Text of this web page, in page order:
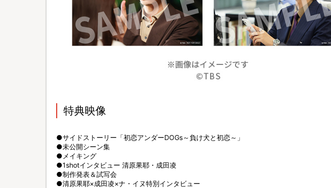
特典映像
●サイドストーリー「初恋アンダーDOGs～負け犬と初恋～」
●未公開シーン集
●メイキング
●1shotインタビュー 清原果耶・成田凌
●制作発表＆試写会
●清原果耶×成田凌×ナ・イヌ特別インタビュー